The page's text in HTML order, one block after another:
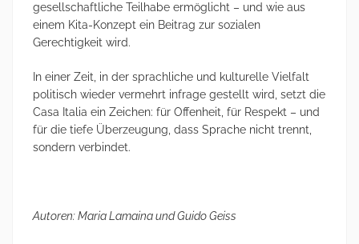
gesellschaftliche Teilhabe ermöglicht – und wie aus
einem Kita-Konzept ein Beitrag zur sozialen
Gerechtigkeit wird.
In einer Zeit, in der sprachliche und kulturelle Vielfalt
politisch wieder vermehrt infrage gestellt wird, setzt die
Casa Italia ein Zeichen: für Offenheit, für Respekt – und
für die tiefe Überzeugung, dass Sprache nicht trennt,
sondern verbindet.
Autoren: Maria Lamaina und Guido Geiss